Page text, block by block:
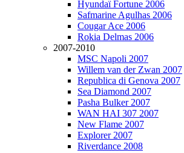
Hyundaï Fortune 2006
Safmarine Agulhas 2006
Cougar Ace 2006
Rokia Delmas 2006
2007-2010
MSC Napoli 2007
Willem van der Zwan 2007
Republica di Genova 2007
Sea Diamond 2007
Pasha Bulker 2007
WAN HAI 307 2007
New Flame 2007
Explorer 2007
Riverdance 2008